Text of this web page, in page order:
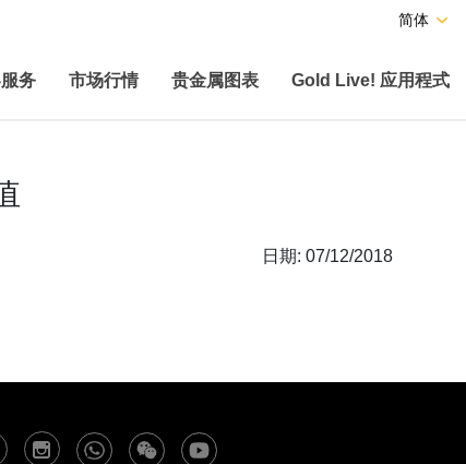
简体
务 市场行情 贵金属图表 Gold Live! 应用程式
日期: 07/12/2018